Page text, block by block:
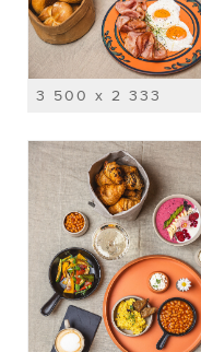
3 500 x 2 333